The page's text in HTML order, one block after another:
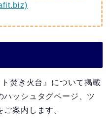
焚き火台』について掲載
ハッシュタグページ、ツ
案内します。